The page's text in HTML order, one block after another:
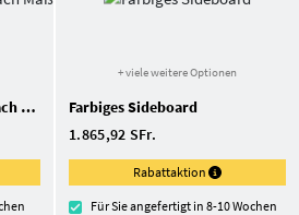
Offener Kleiderschrank nach Maß
+ viele weitere Optionen
Farbiges Sideboard
1.865,92 SFr.
Rabattaktion
Für Sie angefertigt in 8-10 Wochen